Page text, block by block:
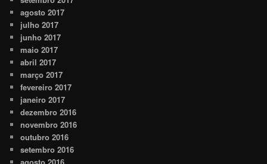
agosto 2017
julho 2017
junho 2017
maio 2017
abril 2017
março 2017
fevereiro 2017
janeiro 2017
dezembro 2016
novembro 2016
outubro 2016
setembro 2016
agosto 2016